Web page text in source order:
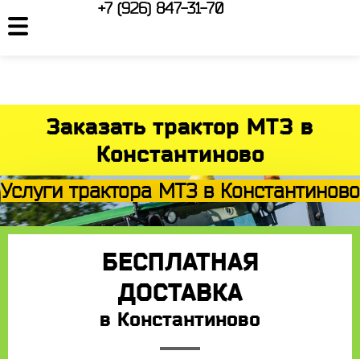
+7 (926) 847-31-70
Заказать трактор МТЗ в
Константиново
Услуги трактора МТЗ в Константиново
БЕСПЛАТНАЯ
ДОСТАВКА
в Константиново